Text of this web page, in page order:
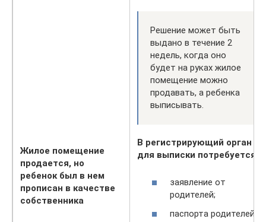
Жилое помещение
продается, но
ребенок был в нем
прописан в качестве
собственника
Решение может быть
выдано в течение 2
недель, когда оно
будет на руках жилое
помещение можно
продавать, а ребенка
выписывать.
В регистрирующий орган
для выписки потребуется:
заявление от
родителей;
паспорта родителей;